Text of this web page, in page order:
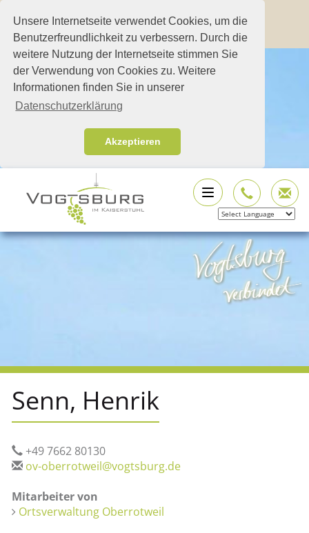
Unsere Internetseite verwendet Cookies, um die
Benutzerfreundlichkeit zu verbessern. Durch die
weitere Nutzung der Internetseite stimmen Sie
der Verwendung von Cookies zu. Weitere
Informationen finden Sie in unserer
Datenschutzerklärung
Akzeptieren
Senn, Henrik
+49 7662 80130
ov-oberrotweil@vogtsburg.de
Mitarbeiter von
Ortsverwaltung Oberrotweil